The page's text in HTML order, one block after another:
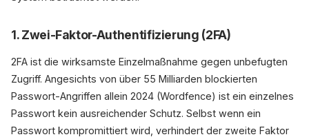
1. Zwei-Faktor-Authentifizierung (2FA)
2FA ist die wirksamste Einzelmaßnahme gegen unbefugten
Zugriff. Angesichts von über 55 Milliarden blockierten
Passwort-Angriffen allein 2024 (Wordfence) ist ein einzelnes
Passwort kein ausreichender Schutz. Selbst wenn ein
Passwort kompromittiert wird, verhindert der zweite Faktor